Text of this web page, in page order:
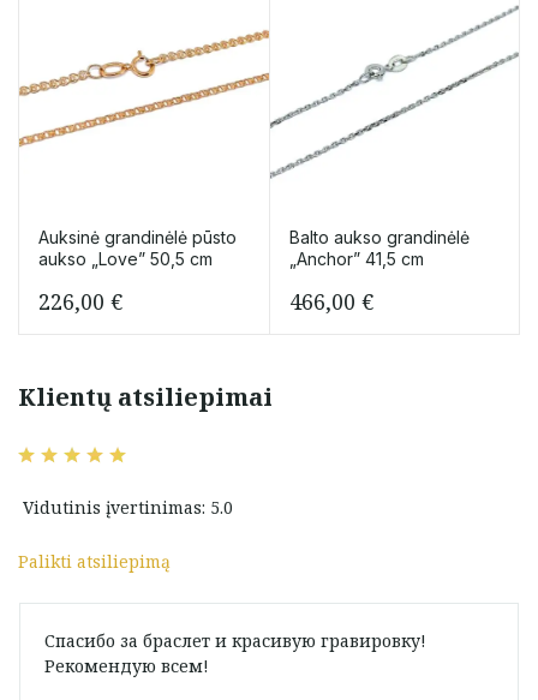
Auksinė grandinėlė pūsto
aukso „Love” 50,5 cm
226,00 €
Balto aukso grandinėlė
„Anchor” 41,5 cm
466,00 €
Klientų atsiliepimai
Vidutinis įvertinimas: 5.0
Palikti atsiliepimą
Спасибо за браслет и красивую гравировку!
Рекомендую всем!